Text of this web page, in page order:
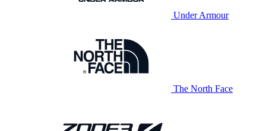
Under Armour
The North Face